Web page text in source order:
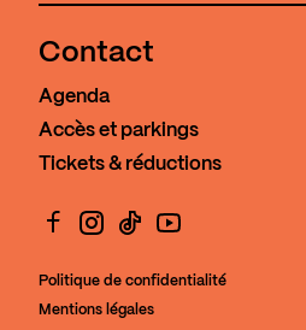
Contact
Agenda
Accès et parkings
Tickets & réductions
Politique de confidentialité
Mentions légales